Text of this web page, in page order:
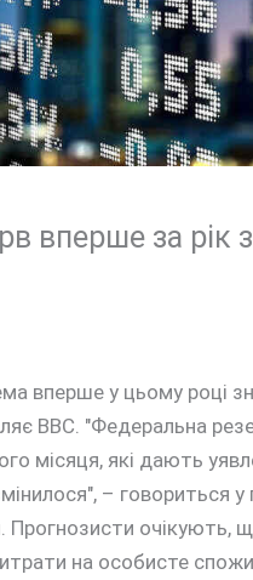
вперше за рік
вперше у цьому році
BBC. "Федеральна
місяця, які дають
– говориться
Прогнозисти
на особисте